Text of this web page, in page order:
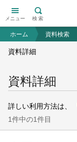
メニュー 検索
ホーム 資料検索
資料詳細
資料詳細
詳しい利用方法は、
1件中の1件目